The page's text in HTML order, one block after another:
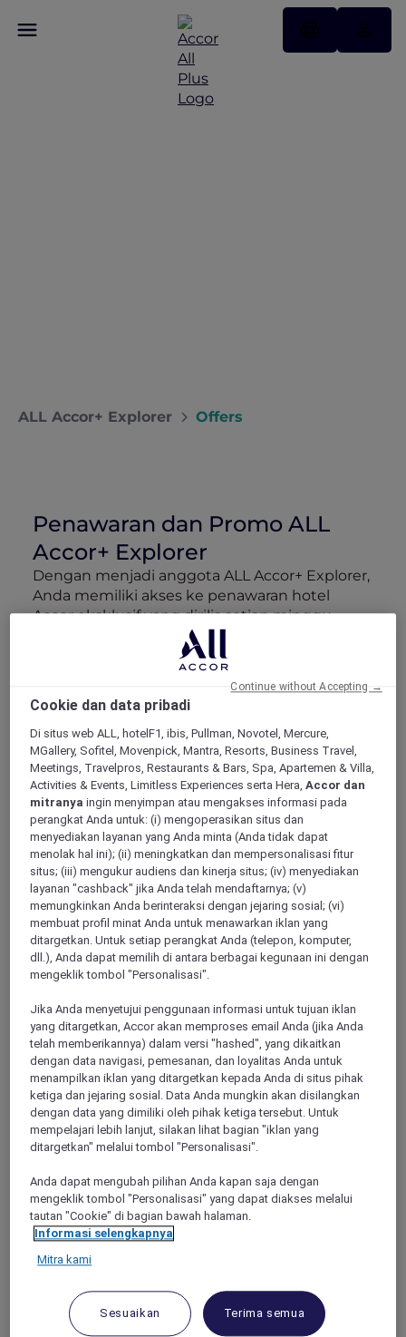
ALL Accor+ Explorer Offers
Penawaran dan Promo ALL
Accor+ Explorer
Dengan menjadi anggota ALL Accor+ Explorer,
Anda memiliki akses ke penawaran hotel
Accor eksklusif yang dirilis setiap minggu.
Nikmati diskon hingga 50% untuk menginap
di Red Hot Rooms, amankan paket hotel
mewah More Escapes yang terkurasi, daftar di
acara khusus anggota, dan dapatkan
keuntungan mitra spesial. Semua ini
dirancang untuk membuat anggaran
perjalanan Anda lebih hemat dan setiap
liburan jadi lebih berkesan.
Menampilkan 207 Offers
Show All Destinations
FILTERS
MORE
escapes
PULLMAN LUANG PRABANG
DARIUSD 260++ for 2 nights
Explorer members enjoy exclusive holiday
inclusions with breakfast, meals, massage
and more
2026
LUANG
PRABANG,
Lao people's democratic
republic
TEQUILA FIESTA DI ADRIANA COCINA
Cookie dan data pribadi
Di situs web ALL, hotelF1, ibis, Pullman, Novotel, Mercure,
MGallery, Sofitel, Movenpick, Mantra, Resorts, Business Travel,
Meetings, Travelpros, Restaurants & Bars, Spa, Apartemen & Villa,
Activities & Events, Limitless Experiences serta Hera,Accor dan
mitranya ingin menyimpan atau mengakses informasi pada
perangkat Anda untuk: (i) mengoperasikan situs dan
menyediakan layanan yang Anda minta (Anda tidak dapat
menolak hal ini); (ii) meningkatkan dan mempersonalisasi fitur
situs; (iii) mengukur audiens dan kinerja situs; (iv) menyediakan
layanan "cashback" jika Anda telah mendaftarnya; (v)
memungkinkan Anda berinteraksi dengan jejaring sosial; (vi)
membuat profil minat Anda untuk menawarkan iklan yang
ditargetkan. Untuk setiap perangkat Anda (telepon, komputer,
dll.), Anda dapat memilih di antara berbagai kegunaan ini dengan
mengeklik tombol "Personalisasi".
Jika Anda menyetujui penggunaan informasi untuk tujuan iklan
yang ditargetkan, Accor akan memproses email Anda (jika Anda
telah memberikannya) dalam versi "hashed", yang dikaitkan
dengan data navigasi, pemesanan, dan loyalitas Anda untuk
menampilkan iklan yang ditargetkan kepada Anda di situs pihak
ketiga dan jejaring sosial. Data Anda mungkin akan disilangkan
dengan data yang dimiliki oleh pihak ketiga tersebut. Untuk
mempelajari lebih lanjut, silakan lihat bagian "iklan yang
ditargetkan" melalui tombol "Personalisasi".
Anda dapat mengubah pilihan Anda kapan saja dengan
mengeklik tombol "Personalisasi" yang dapat diakses melalui
tautan "Cookie" di bagian bawah halaman.
Informasi selengkapnya
Mitra kami
Sesuaikan Terima semua
Continue without Accepting →